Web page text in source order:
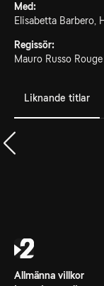
Med:
Elisabetta Barbero,
Regissör:
Mauro Russo Rouge
Liknande titlar
Allmänna villkor